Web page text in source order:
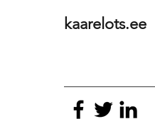
kaarelots.ee